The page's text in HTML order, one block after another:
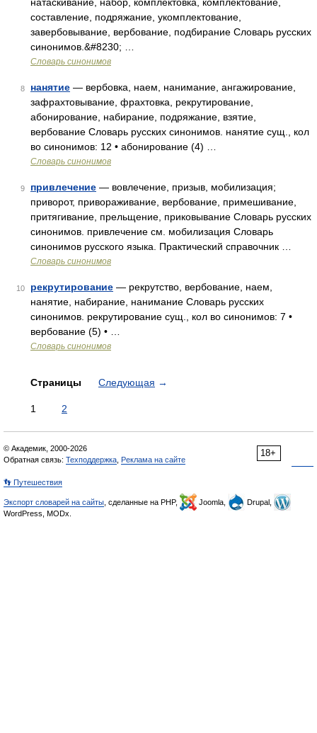
составление, подряжание, укомплектование,
завербовывание, вербование, подбирание Словарь русских
синонимов.&#8230; …
Словарь синонимов
8 нанятие — вербовка, наем, нанимание, ангажирование,
зафрахтовывание, фрахтовка, рекрутирование,
абонирование, набирание, подряжание, взятие,
вербование Словарь русских синонимов. нанятие сущ., кол
во синонимов: 12 • абонирование (4) …
Словарь синонимов
9 привлечение — вовлечение, призыв, мобилизация;
приворот, привораживание, вербование, примешивание,
притягивание, прельщение, приковывание Словарь русских
синонимов. привлечение см. мобилизация Словарь
синонимов русского языка. Практический справочник …
Словарь синонимов
10 рекрутирование — рекрутство, вербование, наем,
нанятие, набирание, нанимание Словарь русских
синонимов. рекрутирование сущ., кол во синонимов: 7 •
вербование (5) • …
Словарь синонимов
Страницы Следующая →
1 2
18+
© Академик, 2000-2026
Обратная связь: Техподдержка Реклама на сайте
👣 Путешествия
Экспорт словарей на сайты , сделанные на PHP, Joomla,
Drupal,
WordPress, MODx.